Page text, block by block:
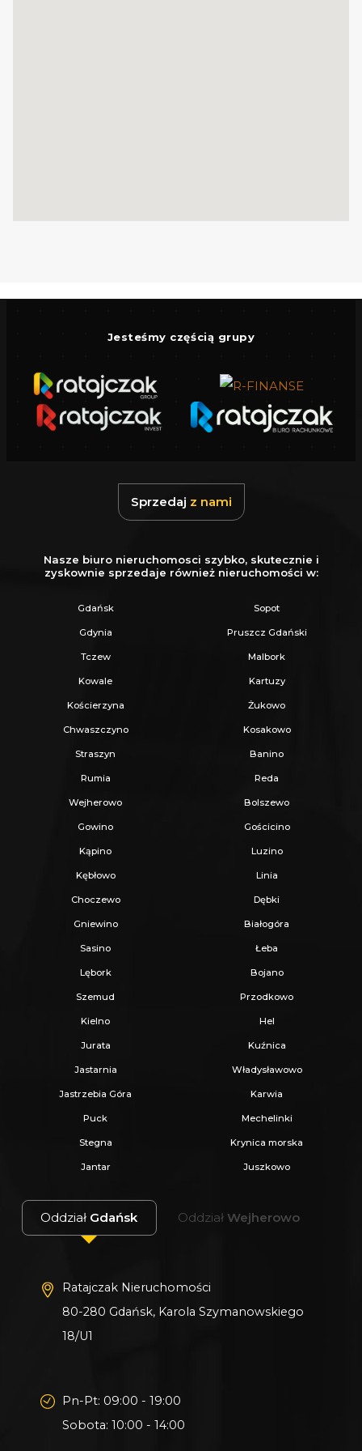
- Umów się na Prezentację,
nieruchomości.
Gwarantujemy bezpieczny zakup i najlepszą
CENĘ.
Oferujemy skuteczną i bezpłatną pomoc w
uzyskaniu kredytu.
ubezpieczeniem OC w PZU.
Specjalną.
Więcej podobnych ofert znajdziesz na naszej
stronie:www.ratajczaknieruchomosci.pl
Jesteśmy częścią grupy
Sprzedaj z nami
Nasze biuro nieruchomosci szybko, skutecznie i
zyskownie sprzedaje również nieruchomości w:
Gdańsk Sopot
Gdynia Pruszcz Gdański
Tczew Malbork
Kowale Kartuzy
Kościerzyna Żukowo
Chwaszczyno Kosakowo
Straszyn Banino
Rumia Reda
Wejherowo Bolszewo
Gowino Gościcino
Kąpino Luzino
Kębłowo Linia
Choczewo Dębki
Gniewino Białogóra
Sasino Łeba
Lębork Bojano
Szemud Przodkowo
Kielno Hel
Jurata Kuźnica
Jastarnia Władysławowo
Jastrzebia Góra Karwia
Puck Mechelinki
Stegna Krynica morska
Jantar Juszkowo
Oddział Gdańsk Oddział Wejherowo
Ratajczak Nieruchomości
80-280 Gdańsk, Karola Szymanowskiego
18/U1
Pn-Pt: 09:00 - 19:00
Sobota: 10:00 - 14:00